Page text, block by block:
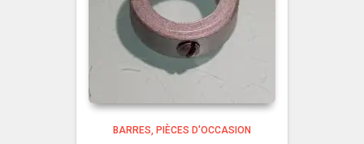
BARRES PIÈCES D'OCCASION